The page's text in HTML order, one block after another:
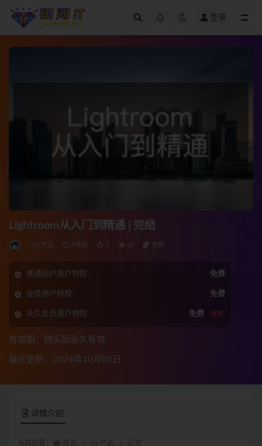
登录
Lightroom从入门到精通 | 完结
UI/产品 3年前 0 28 免费
普通用户用户特权： 免费
会员用户特权： 免费
永久会员用户特权： 免费 推荐
有效期：购买后永久有效
最近更新：2024年10月03日
详情介绍